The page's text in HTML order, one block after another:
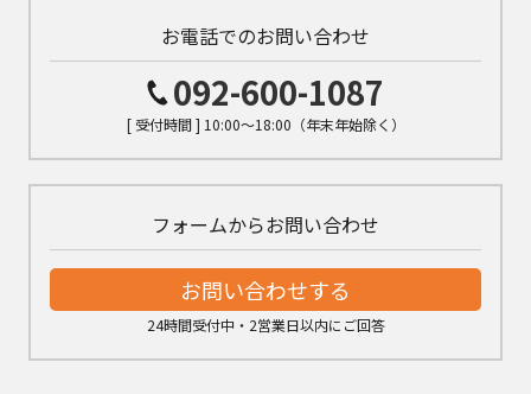
お電話でのお問い合わせ
092-600-1087
[ 受付時間 ] 10:00～18:00（年末年始除く）
フォームからお問い合わせ
お問い合わせする
24時間受付中・2営業日以内にご回答